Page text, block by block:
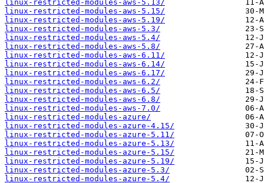
linux-restricted-modules-aws-5.13/
linux-restricted-modules-aws-5.15/
linux-restricted-modules-aws-5.19/
linux-restricted-modules-aws-5.3/
linux-restricted-modules-aws-5.4/
linux-restricted-modules-aws-5.8/
linux-restricted-modules-aws-6.11/
linux-restricted-modules-aws-6.14/
linux-restricted-modules-aws-6.17/
linux-restricted-modules-aws-6.2/
linux-restricted-modules-aws-6.5/
linux-restricted-modules-aws-6.8/
linux-restricted-modules-aws-7.0/
linux-restricted-modules-azure/
linux-restricted-modules-azure-4.15/
linux-restricted-modules-azure-5.11/
linux-restricted-modules-azure-5.13/
linux-restricted-modules-azure-5.15/
linux-restricted-modules-azure-5.19/
linux-restricted-modules-azure-5.3/
linux-restricted-modules-azure-5.4/